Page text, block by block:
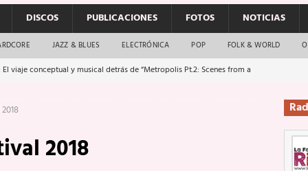
DISCOS PUBLICACIONES FOTOS NOTICIAS
JAZZ & BLUES ELECTRÓNICA POP FOLK & WORLD
El viaje conceptual y musical detrás de “Metropolis Pt.2: Scenes from a
El rock urbano sigue en buenas manos
que van a escucharte te saludan
2018